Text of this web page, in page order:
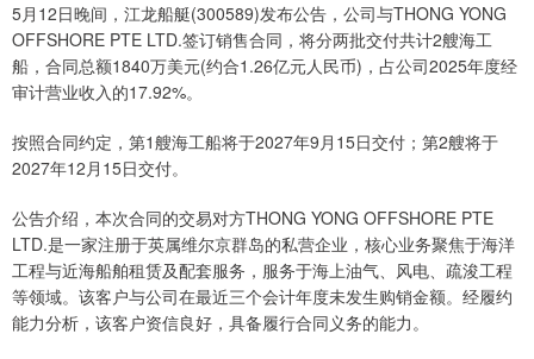
5月12日晚间，江龙船艇(300589)发布公告，公司与THONG YONG
OFFSHORE PTE LTD.签订销售合同，将分两批交付共计2艘海工
船，合同总额1840万美元(约合1.26亿元人民币)，占公司2025年度经
审计营业收入的17.92%。
按照合同约定，第1艘海工船将于2027年9月15日交付；第2艘将于
2027年12月15日交付。
公告介绍，本次合同的交易对方THONG YONG OFFSHORE PTE
LTD.是一家注册于英属维尔京群岛的私营企业，核心业务聚焦于海洋
工程与近海船舶租赁及配套服务，服务于海上油气、风电、疏浚工程
等领域。该客户与公司在最近三个会计年度未发生购销金额。经履约
能力分析，该客户资信良好，具备履行合同义务的能力。